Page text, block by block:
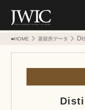
■HOME 蒸留所データ